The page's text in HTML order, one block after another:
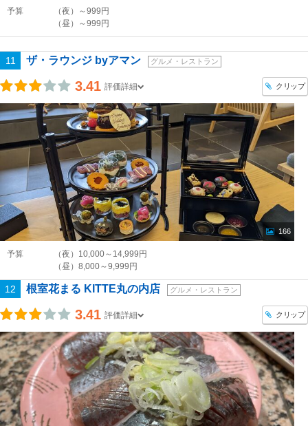
予算
（夜）～999円
（昼）～999円
11 ザ・ラウンジ byアマン グルメ・レストラン
3.41 評価詳細 クリップ
166
予算
（夜）10,000～14,999円
（昼）8,000～9,999円
12 根室花まる KITTE丸の内店 グルメ・レストラン
3.41 評価詳細 クリップ